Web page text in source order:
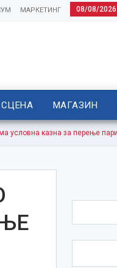
08/08/2026
МАРКЕТИНГ
СЦЕНА МАГАЗИН
казна за перење пари